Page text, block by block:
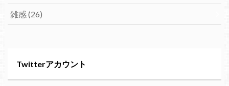
雑感(26)
Twitterアカウント